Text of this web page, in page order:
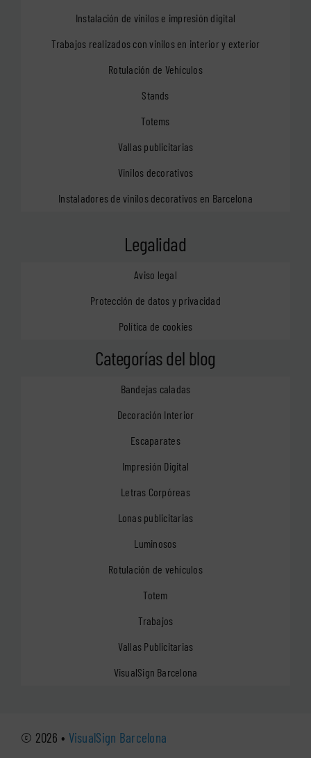
Instalación de vinilos e impresión digital
Trabajos realizados con vinilos en interior y exterior
Rotulación de Vehículos
Stands
Totems
Vallas publicitarias
Vinilos decorativos
Instaladores de vinilos decorativos en Barcelona
Legalidad
Aviso legal
Protección de datos y privacidad
Política de cookies
Categorías del blog
Bandejas caladas
Decoración Interior
Escaparates
Impresión Digital
Letras Corpóreas
Lonas publicitarias
Luminosos
Rotulación de vehículos
Totem
Trabajos
Vallas Publicitarias
VisualSign Barcelona
© 2026 • VisualSign Barcelona